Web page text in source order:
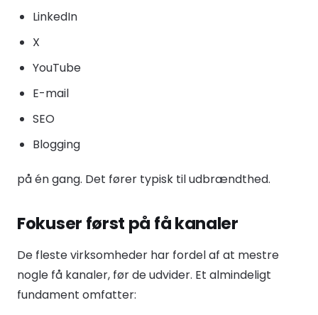
LinkedIn
X
YouTube
E-mail
SEO
Blogging
på én gang. Det fører typisk til udbrændthed.
Fokuser først på få kanaler
De fleste virksomheder har fordel af at mestre
nogle få kanaler, før de udvider. Et almindeligt
fundament omfatter: